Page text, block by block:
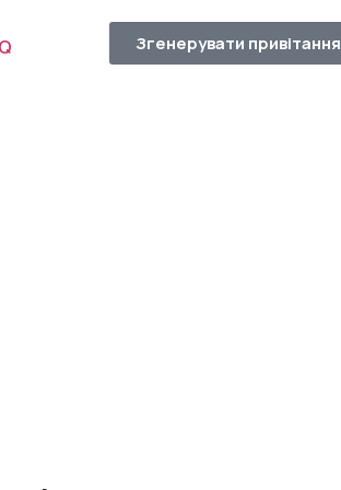
Згенерувати привітання